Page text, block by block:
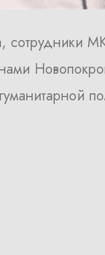
сотрудники
гуманитарной